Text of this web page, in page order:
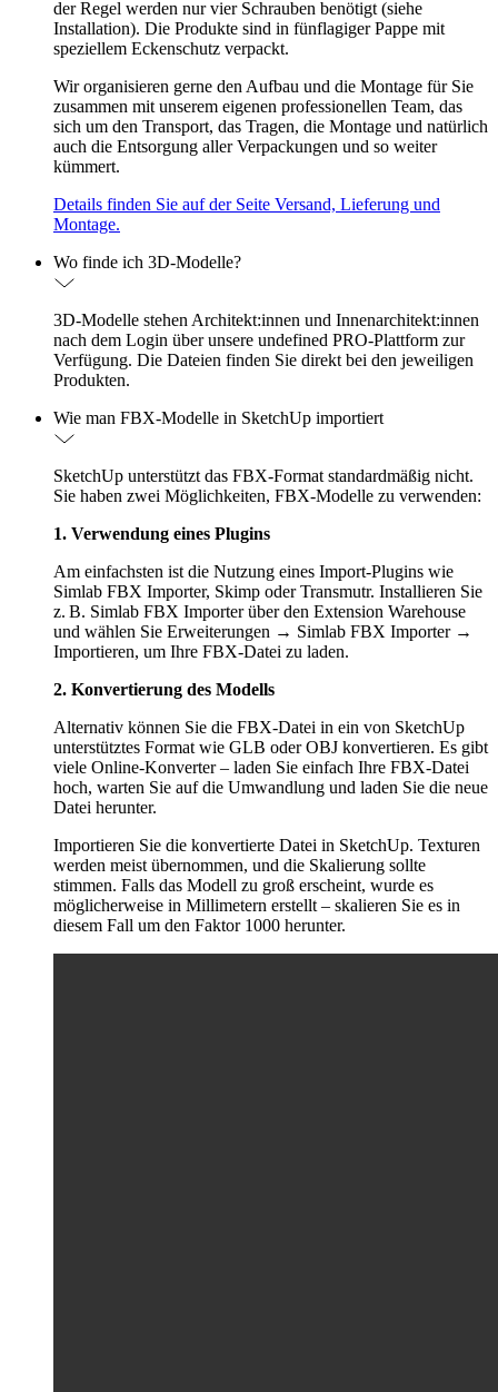
der Regel werden nur vier Schrauben benötigt (siehe
Installation). Die Produkte sind in fünflagiger Pappe mit
speziellem Eckenschutz verpackt.
Wir organisieren gerne den Aufbau und die Montage für Sie
zusammen mit unserem eigenen professionellen Team, das
sich um den Transport, das Tragen, die Montage und natürlich
auch die Entsorgung aller Verpackungen und so weiter
kümmert.
Details finden Sie auf der Seite Versand, Lieferung und
Montage.
Wo finde ich 3D-Modelle?
3D-Modelle stehen Architekt:innen und Innenarchitekt:innen
nach dem Login über unsere undefined PRO-Plattform zur
Verfügung. Die Dateien finden Sie direkt bei den jeweiligen
Produkten.
Wie man FBX-Modelle in SketchUp importiert
SketchUp unterstützt das FBX-Format standardmäßig nicht.
Sie haben zwei Möglichkeiten, FBX-Modelle zu verwenden:
1. Verwendung eines Plugins
Am einfachsten ist die Nutzung eines Import-Plugins wie
Simlab FBX Importer, Skimp oder Transmutr. Installieren Sie
z. B. Simlab FBX Importer über den Extension Warehouse
und wählen Sie Erweiterungen → Simlab FBX Importer →
Importieren, um Ihre FBX-Datei zu laden.
2. Konvertierung des Modells
Alternativ können Sie die FBX-Datei in ein von SketchUp
unterstütztes Format wie GLB oder OBJ konvertieren. Es gibt
viele Online-Konverter – laden Sie einfach Ihre FBX-Datei
hoch, warten Sie auf die Umwandlung und laden Sie die neue
Datei herunter.
Importieren Sie die konvertierte Datei in SketchUp. Texturen
werden meist übernommen, und die Skalierung sollte
stimmen. Falls das Modell zu groß erscheint, wurde es
möglicherweise in Millimetern erstellt – skalieren Sie es in
diesem Fall um den Faktor 1000 herunter.